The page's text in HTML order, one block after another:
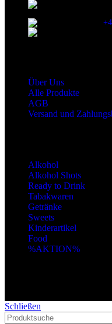
Über Uns
Alle Produkte
AGB
Versand und
Alkohol
Alkohol Shots
Ready to Drink
Tabakwaren
Getränke
Sweets
Kinderartikel
Food
%AKTION%
Schließen